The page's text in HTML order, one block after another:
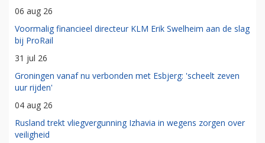
06 aug 26
Voormalig financieel directeur KLM Erik Swelheim aan de slag
bij ProRail
31 jul 26
Groningen vanaf nu verbonden met Esbjerg: 'scheelt zeven
uur rijden'
04 aug 26
Rusland trekt vliegvergunning Izhavia in wegens zorgen over
veiligheid